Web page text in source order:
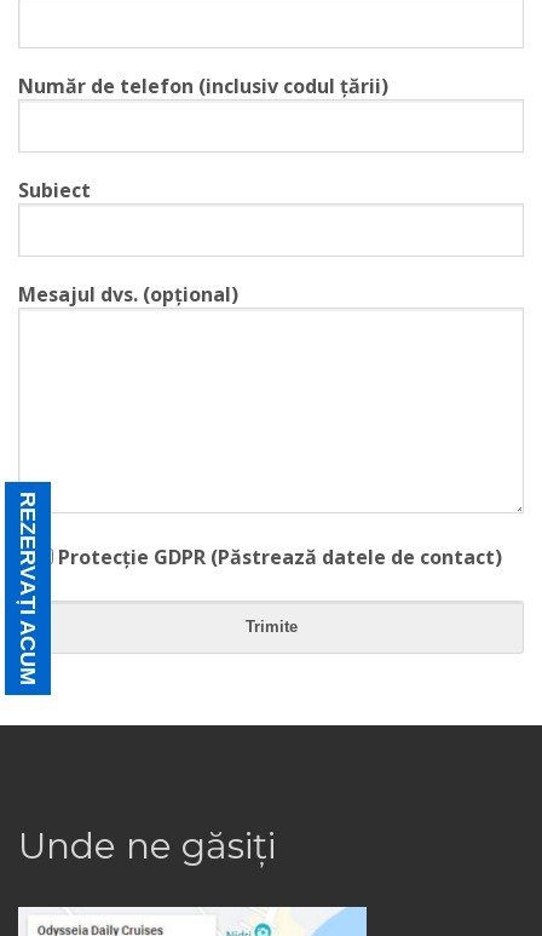
Număr de telefon (inclusiv codul țării)
Subiect
Mesajul dvs. (opțional)
Protecție GDPR (Păstrează datele de contact)
Unde ne găsiți
REZERVΑȚI ACUM